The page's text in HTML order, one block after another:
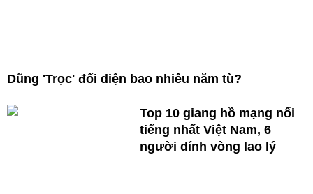
Dũng 'Trọc' đối diện bao nhiêu năm tù?
Top 10 giang hồ mạng nổi
tiếng nhất Việt Nam, 6
người dính vòng lao lý